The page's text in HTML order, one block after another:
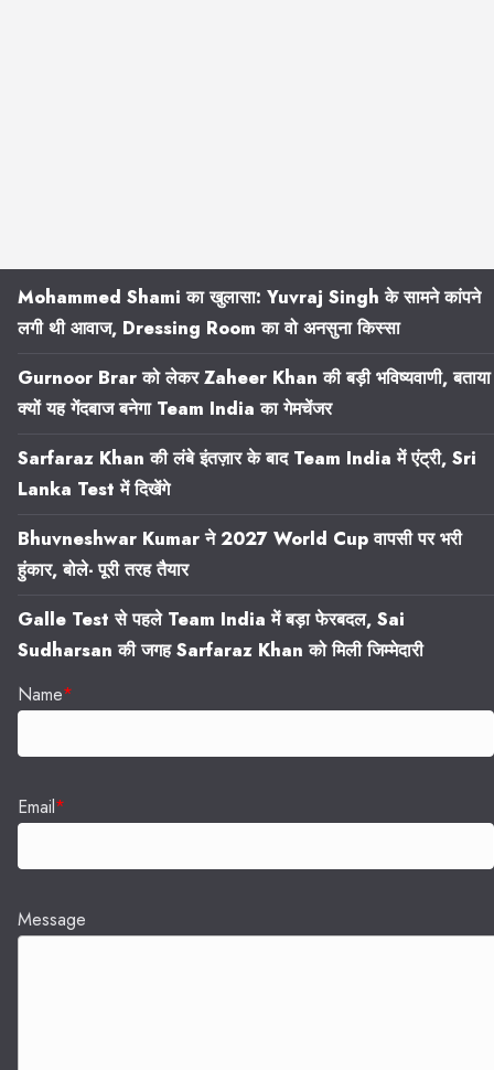
Mohammed Shami का खुलासा: Yuvraj Singh के सामने कांपने
लगी थी आवाज, Dressing Room का वो अनसुना किस्सा
Gurnoor Brar को लेकर Zaheer Khan की बड़ी भविष्यवाणी, बताया
क्यों यह गेंदबाज बनेगा Team India का गेमचेंजर
Sarfaraz Khan की लंबे इंतज़ार के बाद Team India में एंट्री, Sri
Lanka Test में दिखेंगे
Bhuvneshwar Kumar ने 2027 World Cup वापसी पर भरी
हुंकार, बोले- पूरी तरह तैयार
Galle Test से पहले Team India में बड़ा फेरबदल, Sai
Sudharsan की जगह Sarfaraz Khan को मिली जिम्मेदारी
Name*
Email*
Message